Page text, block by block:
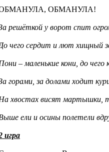
ОБМАНУЛА!
решёткой у ворот спит
чего сердит и лют хищный
– маленькие кони, до
горами, за долами ходит
хвостах висят мартышки,
ели и осины полетели
игра